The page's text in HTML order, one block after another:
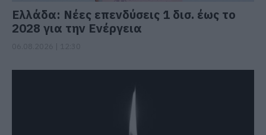
Ελλάδα: Νέες επενδύσεις 1 δισ. έως το
2028 για την Ενέργεια